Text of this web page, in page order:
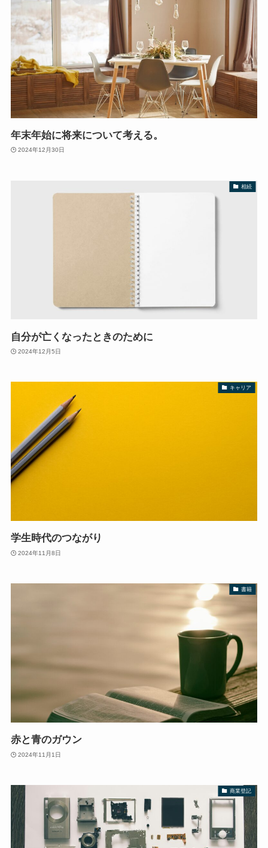
年末年始に将来について考える。
2024年12月30日
相続
自分が亡くなったときのために
2024年12月5日
キャリア
学生時代のつながり
2024年11月8日
書籍
赤と青のガウン
2024年11月1日
商業登記